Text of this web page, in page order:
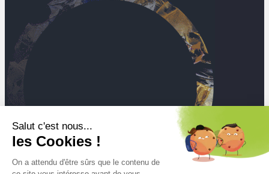
Salut c'est nous...
les Cookies !
On a attendu d'être sûrs que le contenu de